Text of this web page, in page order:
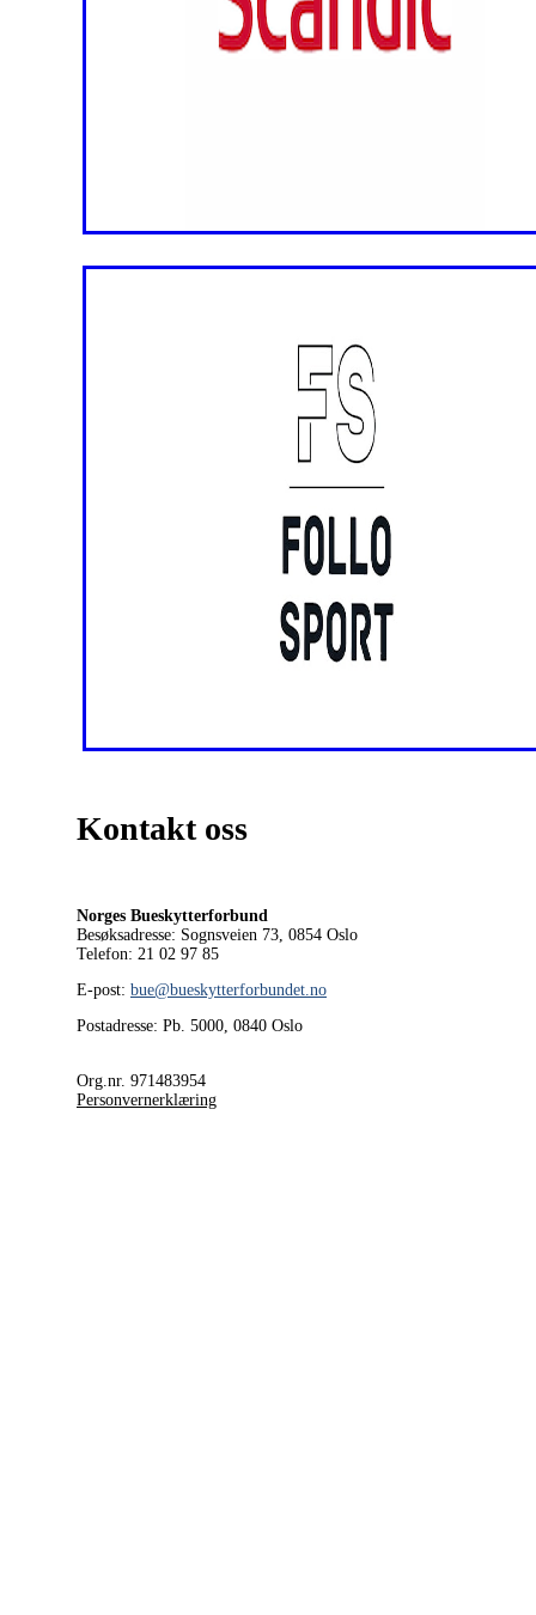
Kontakt oss
Norges Bueskytterforbund
Besøksadresse: Sognsveien 73, 0854 Oslo
Telefon: 21 02 97 85
E-post: bue@bueskytterforbundet.no
Postadresse: Pb. 5000, 0840 Oslo
Org.nr. 971483954
Personvernerklæring